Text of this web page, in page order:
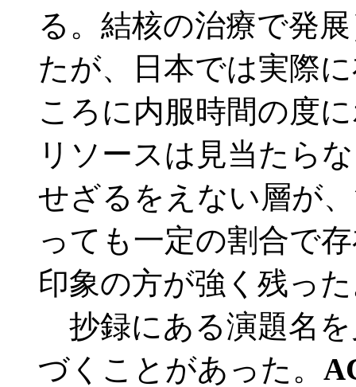
る。結核の治療で発
たが、日本では実際
ころに内服時間の度
リソースは見当たら
せざるをえない層が
っても一定の割合で
印象の方が強く残っ
抄録にある演題名
づくことがあった。